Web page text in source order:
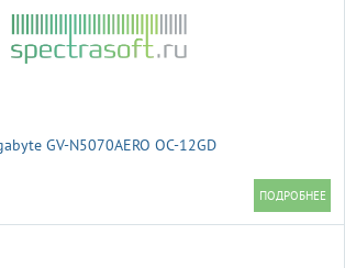
GV-N5070AERO OC-12GD